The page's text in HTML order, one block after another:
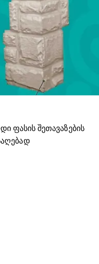
ფასის შეთავაზების